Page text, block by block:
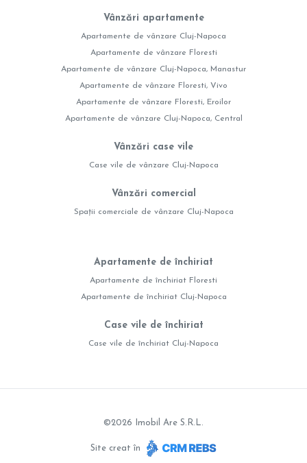
Vânzări apartamente
Apartamente de vânzare Cluj-Napoca
Apartamente de vânzare Floresti
Apartamente de vânzare Cluj-Napoca, Manastur
Apartamente de vânzare Floresti, Vivo
Apartamente de vânzare Floresti, Eroilor
Apartamente de vânzare Cluj-Napoca, Central
Vânzări case vile
Case vile de vânzare Cluj-Napoca
Vânzări comercial
Spații comerciale de vânzare Cluj-Napoca
Apartamente de închiriat
Apartamente de închiriat Floresti
Apartamente de închiriat Cluj-Napoca
Case vile de închiriat
Case vile de închiriat Cluj-Napoca
©2026 Imobil Are S.R.L.
Site creat în